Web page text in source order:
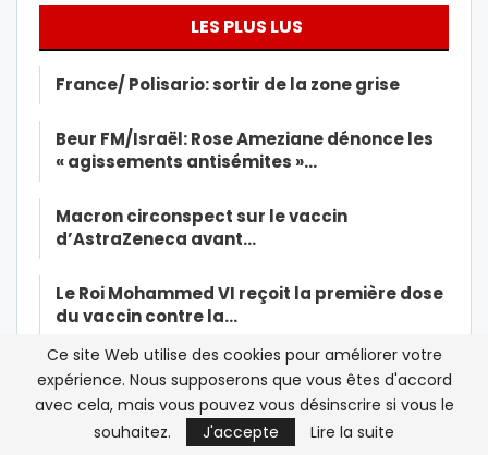
LES PLUS LUS
France/ Polisario: sortir de la zone grise
Beur FM/Israël: Rose Ameziane dénonce les
« agissements antisémites »…
Macron circonspect sur le vaccin
d’AstraZeneca avant…
Le Roi Mohammed VI reçoit la première dose
du vaccin contre la…
Deux animateurs de Beur FM sanctionnés
après une rencontre avec…
Les islamistes marocains rattrapés par
Ce site Web utilise des cookies pour améliorer votre
expérience. Nous supposerons que vous êtes d'accord
avec cela, mais vous pouvez vous désinscrire si vous le
souhaitez.
J'accepte Lire la suite